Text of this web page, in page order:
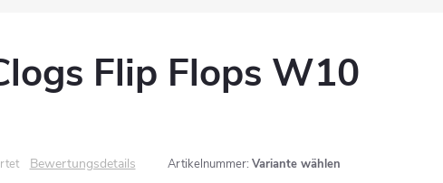
Flip Flops W10
Bewertungsdetails Artikelnummer: Variante wählen